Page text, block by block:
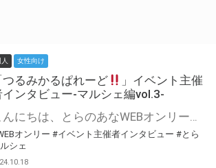
人 女性向け
つるみかるぱれーど
」イベント主催
インタビュー-マルシェ編vol.3-
こんにちは、とらのあなWEBオンリー運営スタッフです。 新たにお届けする、イベント主催者インタビュー-マルシェ編-は、 とらのあなWEBオンリー「マルシェ」をご利用した主催様に 「マルシェ」を使って開催した感想や心がけをお聞きする企画です。 今回は、WEBオンリー初開催「つるみかるぱれーど
オンリー #イベント主催者インタビュー #とら
シェ